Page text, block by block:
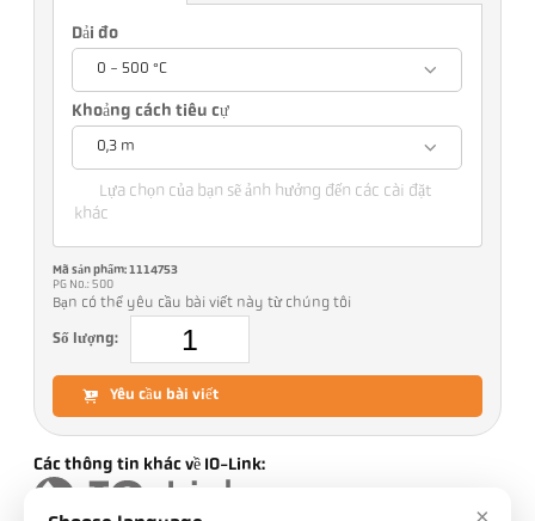
Dải đo
0 - 500 °C
Khoảng cách tiêu cự
0,3 m
Lựa chọn của bạn sẽ ảnh hưởng đến các cài đặt
khác
Mã sản phẩm: 1114753
PG No.: 500
Bạn có thể yêu cầu bài viết này từ chúng tôi
Số lượng:
Yêu cầu bài viết
Các thông tin khác về IO-Link: